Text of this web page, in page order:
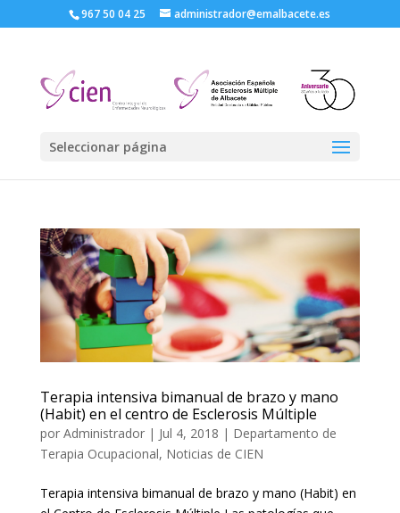
967 50 04 25 administrador@emalbacete.es
Seleccionar página
Terapia intensiva bimanual de brazo y mano
(Habit) en el centro de Esclerosis Múltiple
por Administrador| Jul 4, 2018 | Departamento de
Terapia Ocupacional, Noticias de CIEN
Terapia intensiva bimanual de brazo y mano (Habit) en